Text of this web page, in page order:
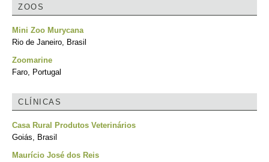
ZOOS
Mini Zoo Murycana
Rio de Janeiro, Brasil
Zoomarine
Faro, Portugal
CLÍNICAS
Casa Rural Produtos Veterinários
Goiás, Brasil
Maurício José dos Reis